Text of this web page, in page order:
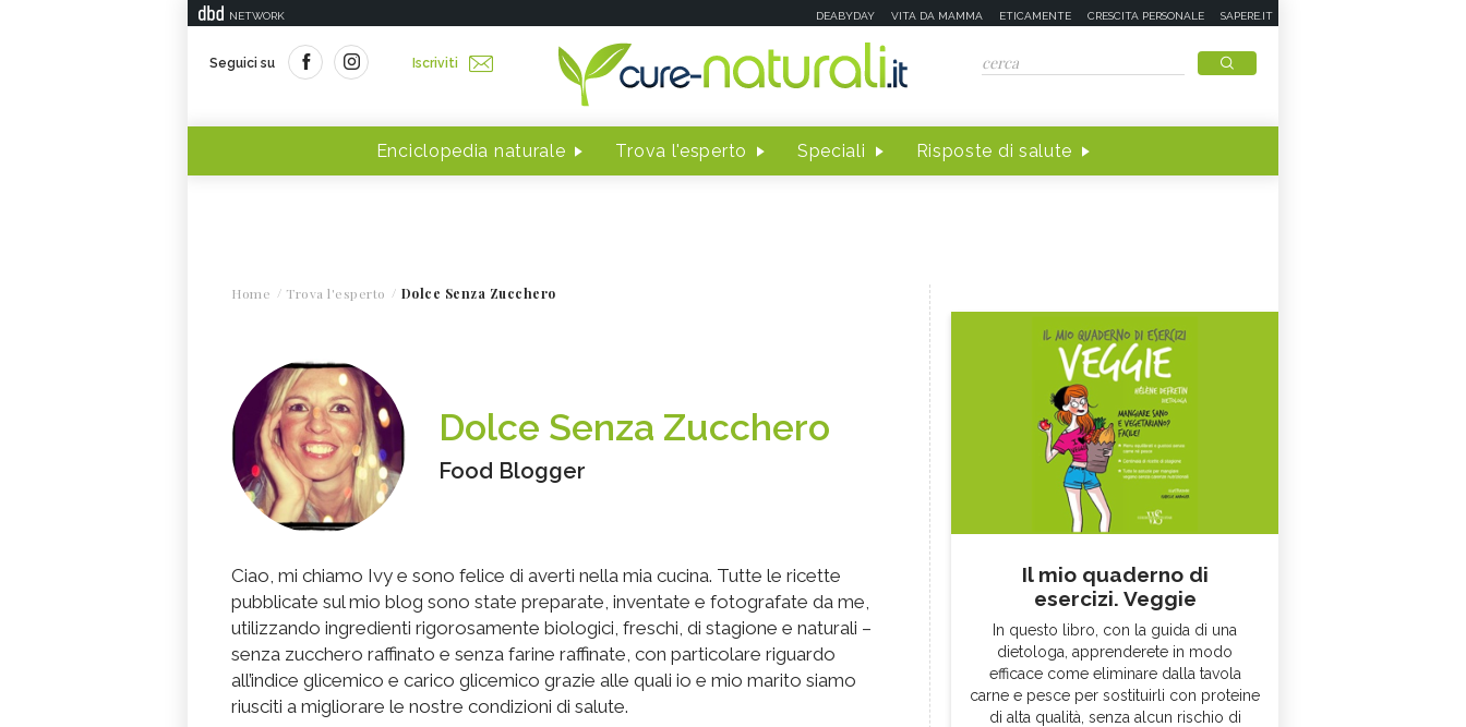
NETWORK DEABYDAY VITA DA MAMMA ETICAMENTE CRESCITA PERSONALE SAPERE.IT
Seguici su Iscriviti
Enciclopedia naturale Trova l'esperto Speciali Risposte di salute
Home Trova l'esperto Dolce Senza Zucchero
Dolce Senza Zucchero
Food Blogger
Ciao, mi chiamo Ivy e sono felice di averti nella mia cucina. Tutte le ricette
pubblicate sul mio blog sono state preparate, inventate e fotografate da me,
utilizzando ingredienti rigorosamente biologici, freschi, di stagione e naturali –
senza zucchero raffinato e senza farine raffinate, con particolare riguardo
all’indice glicemico e carico glicemico grazie alle quali io e mio marito siamo
riusciti a migliorare le nostre condizioni di salute.
Il mio quaderno di
esercizi. Veggie
In questo libro, con la guida di una
dietologa, apprenderete in modo
efficace come eliminare dalla tavola
carne e pesce per sostituirli con proteine
di alta qualità, senza alcun rischio di